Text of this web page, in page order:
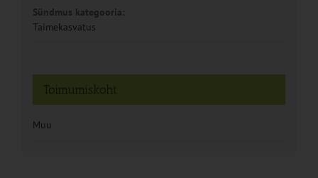
Sündmus kategooria:
Taimekasvatus
Toimumiskoht
Muu